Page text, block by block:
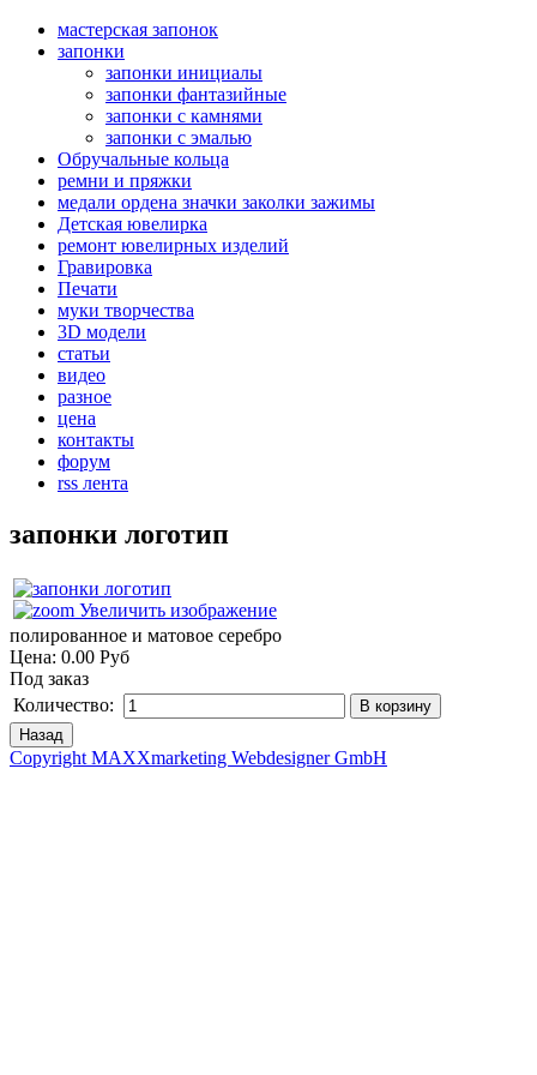
мастерская запонок
запонки
запонки инициалы
запонки фантазийные
запонки с камнями
запонки с эмалью
Обручальные кольца
ремни и пряжки
медали ордена значки заколки зажимы
Детская ювелирка
ремонт ювелирных изделий
Гравировка
Печати
муки творчества
3D модели
статьи
видео
разное
цена
контакты
форум
rss лента
запонки логотип
Увеличить изображение
полированное и матовое серебро
Цена: 0.00 Руб
Под заказ
Количество:
Copyright MAXXmarketing Webdesigner GmbH